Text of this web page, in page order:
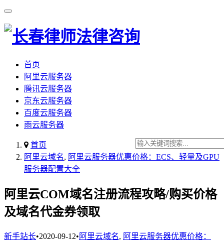
首页
阿里云服务器
腾讯云服务器
京东云服务器
百度云服务器
雨云服务器
首页
阿里云域名, 阿里云服务器优惠价格：ECS、轻量及GPU
服务器配置大全
阿里云COM域名注册流程攻略/购买价格
及域名代金券领取
新手站长•2020-09-12• 阿里云域名, 阿里云服务器优惠价格：